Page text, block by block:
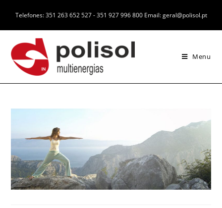
Telefones: 351 263 652 527 - 351 927 996 800 Email: geral@polisol.pt
Menu